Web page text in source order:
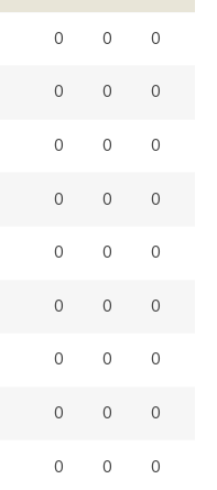
0 0 0
0 0 0
0 0 0
0 0 0
0 0 0
0 0 0
0 0 0
0 0 0
0 0 0